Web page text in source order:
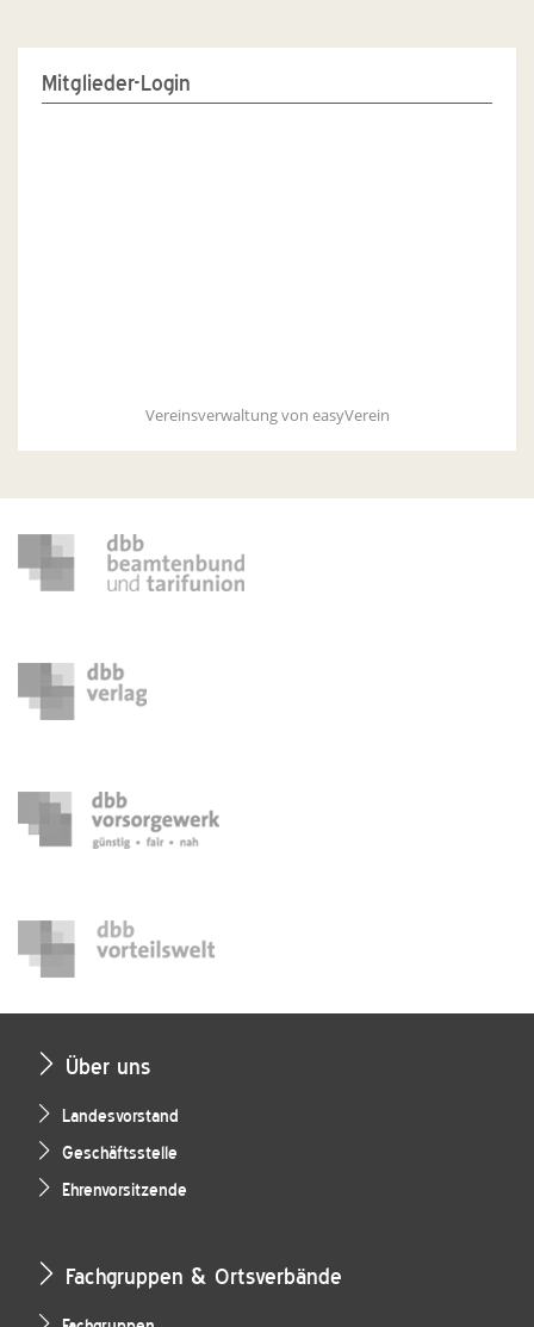
Mitglieder-Login
Vereinsverwaltung von easyVerein
Über uns
Landesvorstand
Geschäftsstelle
Ehrenvorsitzende
Fachgruppen & Ortsverbände